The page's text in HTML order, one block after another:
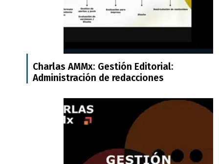
Charlas AMMx: Gestión Editorial:
Administración de redacciones